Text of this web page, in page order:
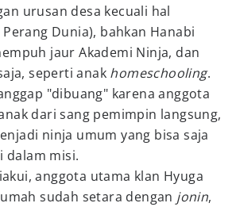
urusan desa kecuali hal
Dunia), bahkan Hanabi
jaur Akademi Ninja, dan
seperti anak homeschooling.
"dibuang" karena anggota
dari sang pemimpin langsung,
ninja umum yang bisa saja
dalam misi.
anggota utama klan Hyuga
sudah setara dengan jonin,